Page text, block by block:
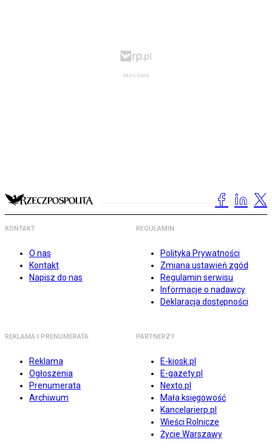
KONTAKT
O nas
Kontakt
Napisz do nas
REGULAMIN
Polityka Prywatności
Zmiana ustawień zgód
Regulamin serwisu
Informacje o nadawcy
Deklaracja dostępności
REKLAMA I PRENUMERATA
Reklama
Ogłoszenia
Prenumerata
Archiwum
PARTNERZY
E-kiosk.pl
E-gazety.pl
Nexto.pl
Mała księgowość
Kancelarierp.pl
Wieści Rolnicze
Życie Warszawy